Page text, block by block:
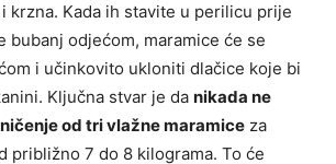
krzna. Kada ih stavite u perilicu prije
bubanj odjećom, maramice će se
i učinkovito ukloniti dlačice koje bi
Ključna stvar je da nikada ne
od tri vlažne maramice za
približno 7 do 8 kilograma. To će